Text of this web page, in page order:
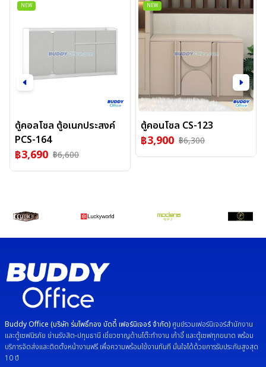
NEW
ตู้คอลโซล ตู้อเนกประสงค์
PCS-164
฿3,690 ฿6,600
NEW
ตู้คอนโซล CS-123
฿3,900 ฿6,300
Buddy Office (บริษัท ร่มโพธิ์ทอง บัดดี้ เฟอร์นิเจอร์ จำกัด) ศูนย์รวมเฟอร์นิเจอร์สำนักงาน
และตู้เซฟนิรภัย ย่านรังสิต-ปทุมธานี เชี่ยวชาญด้านโต๊ะทำงาน เก้าอี้ และตู้เซฟทุกขนาด พร้อม
บริการจัดส่งและติดตั้งหน้างานฟรี เพื่อความพร้อมใช้งานทันที มั่นใจได้ด้วยการรับประกันสูงสุด
10 ปี